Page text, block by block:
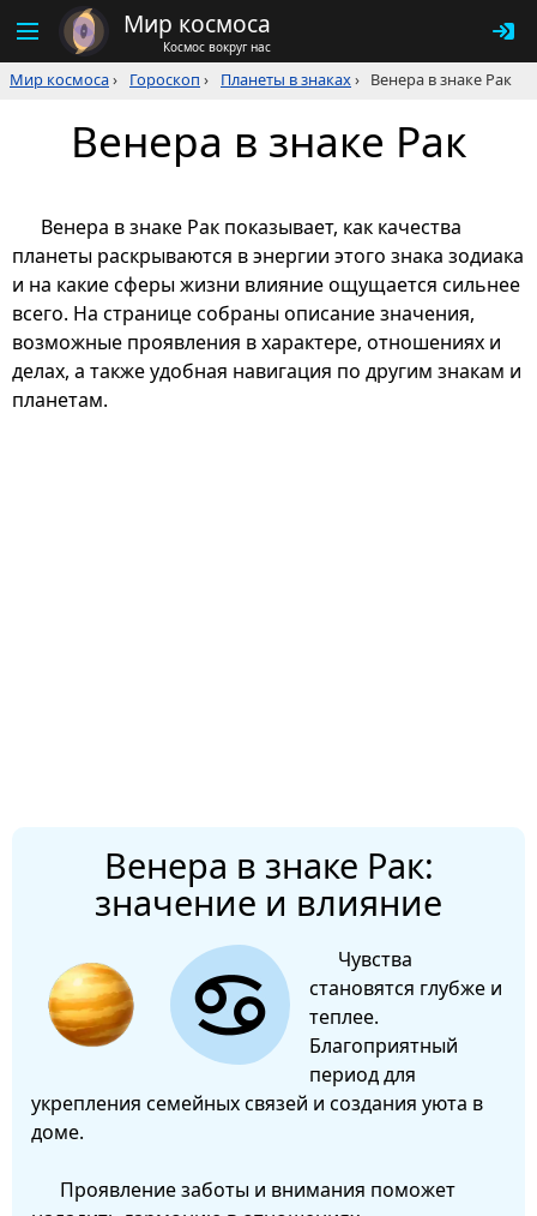
Мир космоса
Космос вокруг нас
Мир космоса› Гороскоп › Планеты в знаках› Венера в знаке Рак
Венера в знаке Рак
Венера в знаке Рак показывает, как качества
планеты раскрываются в энергии этого знака зодиака
и на какие сферы жизни влияние ощущается сильнее
всего. На странице собраны описание значения,
возможные проявления в характере, отношениях и
делах, а также удобная навигация по другим знакам и
планетам.
Венера в знаке Рак:
значение и влияние
Чувства
становятся глубже и
теплее.
Благоприятный
период для
укрепления семейных связей и создания уюта в
доме.
Проявление заботы и внимания поможет